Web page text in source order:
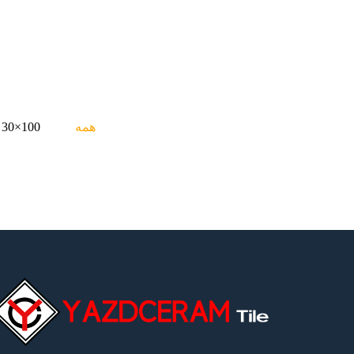
همه 100×30